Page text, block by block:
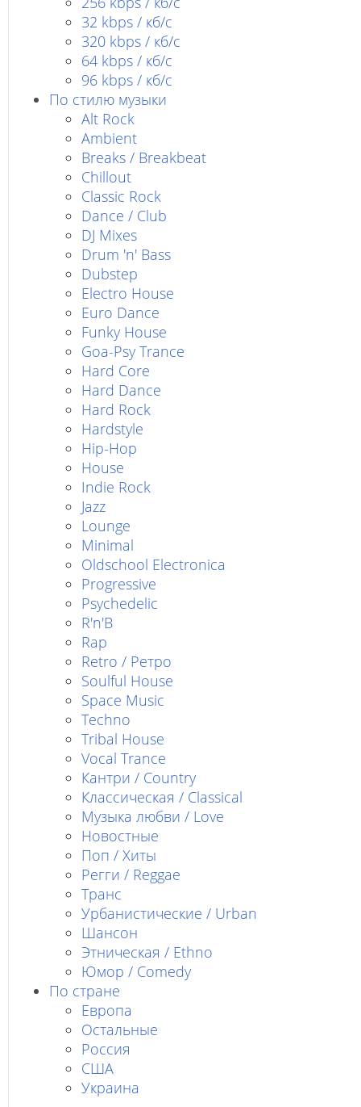
32 kbps / кб/c
320 kbps / кб/с
64 kbps / кб/c
96 kbps / кб/c
По стилю музыки
Alt Rock
Ambient
Breaks / Breakbeat
Chillout
Classic Rock
Dance / Club
DJ Mixes
Drum 'n' Bass
Dubstep
Electro House
Euro Dance
Funky House
Goa-Psy Trance
Hard Core
Hard Dance
Hard Rock
Hardstyle
Hip-Hop
House
Indie Rock
Jazz
Lounge
Minimal
Oldschool Electronica
Progressive
Psychedelic
R'n'B
Rap
Retro / Ретро
Soulful House
Space Music
Techno
Tribal House
Vocal Trance
Кантри / Country
Классическая / Classical
Музыка любви / Love
Новостные
Поп / Хиты
Регги / Reggae
Транс
Урбанистические / Urban
Шансон
Этническая / Ethno
Юмор / Comedy
По стране
Европа
Остальные
Россия
США
Украина